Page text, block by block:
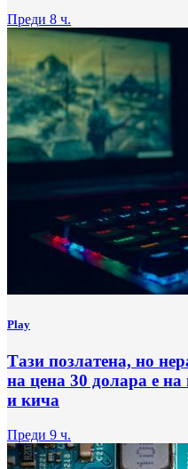
Преди 8 ч.
Play
Тази позлатена, но
на цена 30 долара е
и кича
Преди 9 ч.